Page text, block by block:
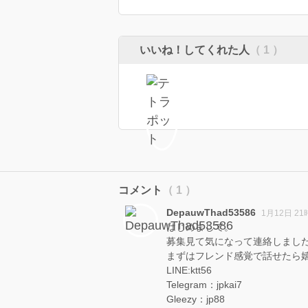
いいね！してくれた人 （ 1 ）
コメント （ 1 ）
DepauwThad53586 1月12日 21
はじめまして。
募集見て気になって連絡しました
まずはフレンド感覚で話せたら
LINE:ktt56
Telegram：jpkai7
Gleezy：jp88